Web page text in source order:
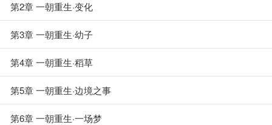
第2章 一朝重生·变化
第3章 一朝重生·幼子
第4章 一朝重生·稻草
第5章 一朝重生·边境之事
第6章 一朝重生·一场梦